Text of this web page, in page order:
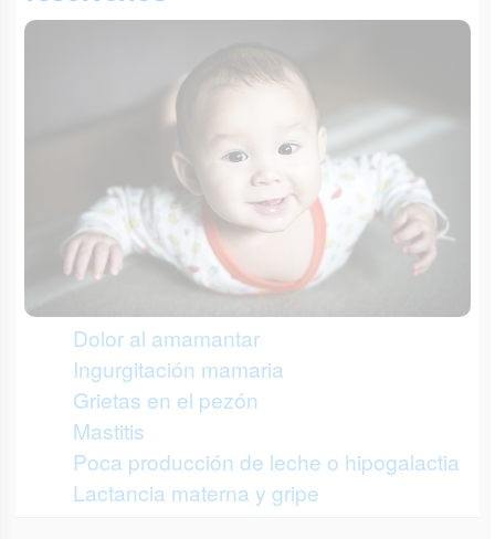
Dolor al amamantar
Ingurgitación mamaria
Grietas en el pezón
Mastitis
Poca producción de leche o hipogalactia
Lactancia materna y gripe